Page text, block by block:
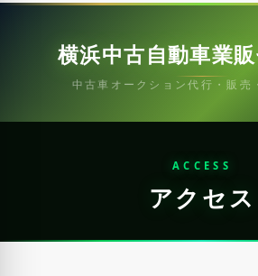
横浜中古自動車業
中古車オークション代行・販売
ACCESS
アクセス